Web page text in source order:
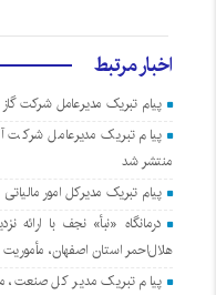
اخبار مرتبط
پیام تبریک مدیرعامل شرکت گاز استان
پیام تبریک مدیرعامل شرکت
منتشر شد
پیام تبریک مدیرکل امور
هلال‌احمر استان اصفهان، مأموریت
پیام تبریک مدیر کل صنعت،